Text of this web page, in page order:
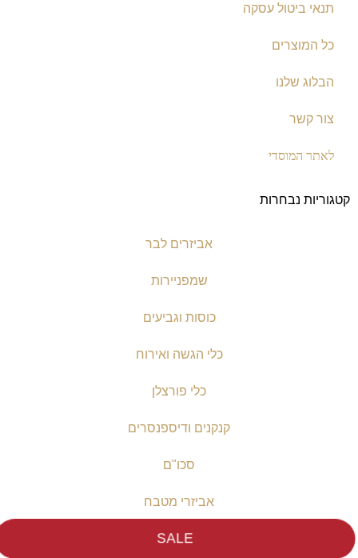
תנאי ביטול עסקה
כל המוצרים
הבלוג שלנו
צור קשר
לאתר המוסדי
קטגוריות נבחרות
אביזרים לבר
שמפניירות
כוסות וגביעים
כלי הגשה ואירוח
כלי פורצלן
קנקנים ודיספנסרים
סכו"ם
אביזרי מטבח
SALE